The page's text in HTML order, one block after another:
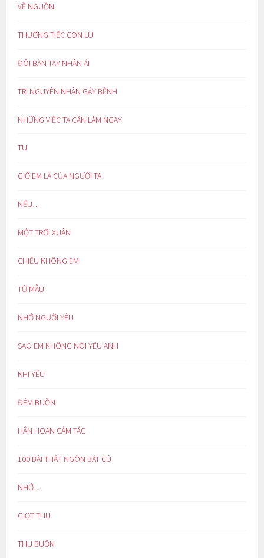
VỀ NGUỒN
THƯƠNG TIẾC CON LU
ĐÔI BÀN TAY NHÂN ÁI
TRỊ NGUYÊN NHÂN GÂY BỆNH
NHỮNG VIỆC TA CẦN LÀM NGAY
TU
GIỜ EM LÀ CỦA NGƯỜI TA
NẾU…
MỘT TRỜI XUÂN
CHIỀU KHÔNG EM
TỪ MẪU
NHỚ NGƯỜI YÊU
SAO EM KHÔNG NÓI YÊU ANH
KHI YÊU
ĐÊM BUỒN
HÂN HOAN CẢM TÁC
100 BÀI THẤT NGÔN BÁT CÚ
NHỚ…
GIỌT THU
THU BUỒN